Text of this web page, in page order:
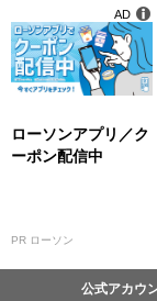
ローソンアプリ／ク
ーポン配信中
PR ローソン
AD
公式アカウ